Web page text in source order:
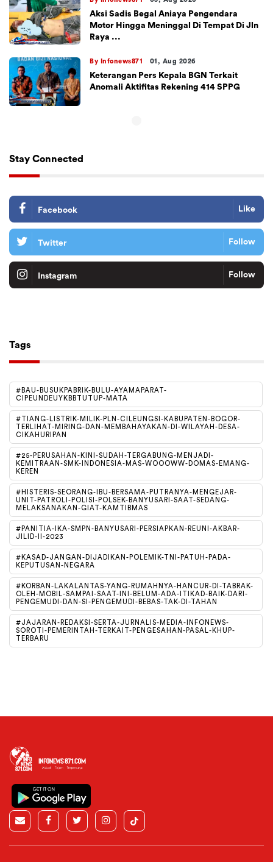
Aksi Sadis Begal Aniaya Pengendara
Motor Hingga Meninggal Di Tempat Di Jln
Raya ...
By Infonews871 01, Aug 2026
Keterangan Pers Kepala BGN Terkait
Anomali Aktifitas Rekening 414 SPPG
Stay Connected
Facebook Like
Twitter Follow
Instagram Follow
Tags
#BAU-BUSUKPABRIK-BULU-AYAMAPARAT-
CIPEUNDEUYKBBTUTUP-MATA
#TIANG-LISTRIK-MILIK-PLN-CILEUNGSI-KABUPATEN-BOGOR-
TERLIHAT-MIRING-DAN-MEMBAHAYAKAN-DI-WILAYAH-DESA-
CIKAHURIPAN
#25-PERUSAHAN-KINI-SUDAH-TERGABUNG-MENJADI-
KEMITRAAN-SMK-INDONESIA-MAS-WOOOWW-DOMAS-EMANG-
KEREN
#HISTERIS-SEORANG-IBU-BERSAMA-PUTRANYA-MENGEJAR-
UNIT-PATROLI-POLISI-POLSEK-BANYUSARI-SAAT-SEDANG-
MELAKSANAKAN-GIAT-KAMTIBMAS
#PANITIA-IKA-SMPN-BANYUSARI-PERSIAPKAN-REUNI-AKBAR-
JILID-II-2023
#KASAD-JANGAN-DIJADIKAN-POLEMIK-TNI-PATUH-PADA-
KEPUTUSAN-NEGARA
#KORBAN-LAKALANTAS-YANG-RUMAHNYA-HANCUR-DI-TABRAK-
OLEH-MOBIL-SAMPAI-SAAT-INI-BELUM-ADA-ITIKAD-BAIK-DARI-
PENGEMUDI-DAN-SI-PENGEMUDI-BEBAS-TAK-DI-TAHAN
#JAJARAN-REDAKSI-SERTA-JURNALIS-MEDIA-INFONEWS-
SOROTI-PEMERINTAH-TERKAIT-PENGESAHAN-PASAL-KHUP-
TERBARU